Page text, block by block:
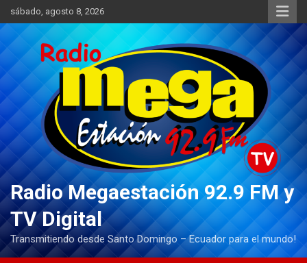
Saltar
al
contenido
sábado, agosto 8, 2026
Radio Megaestación 92.9 FM y
TV Digital
Transmitiendo desde Santo Domingo – Ecuador para el mundo!